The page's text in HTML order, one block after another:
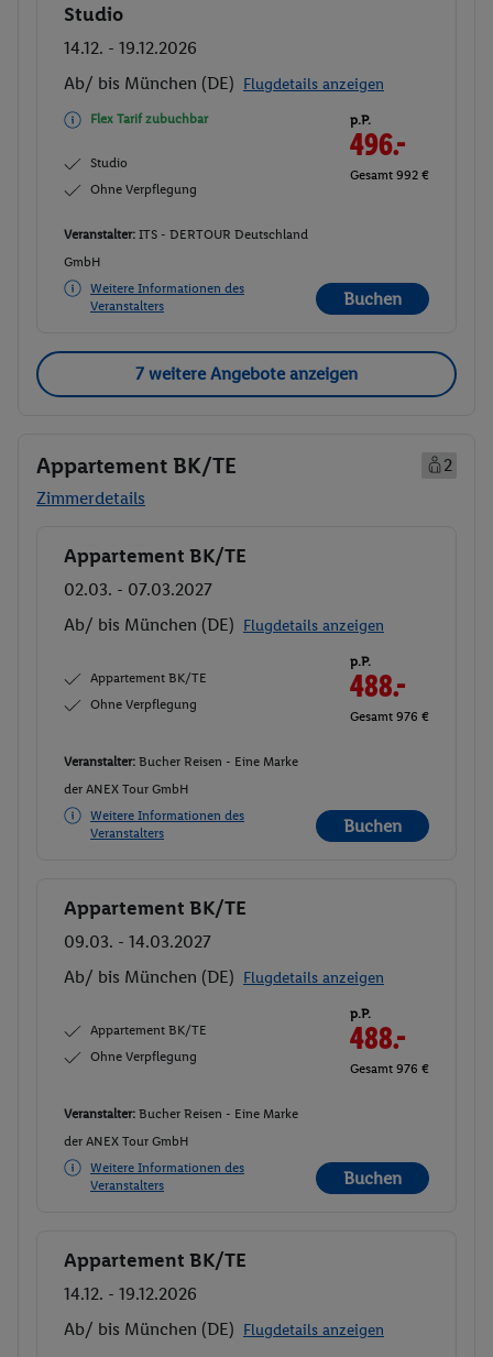
Buchen
Studio
14.12. - 19.12.2026
Ab/ bis München (DE) Flugdetails anzeigen
Flex Tarif zubuchbar
Studio
Ohne Verpflegung
p.P.
496.-
Gesamt 992 €
Veranstalter: ITS - DERTOUR Deutschland
GmbH
Weitere Informationen des
Veranstalters
Buchen
7 weitere Angebote anzeigen
Appartement BK/TE
2
Zimmerdetails
Buchen
Appartement BK/TE
02.03. - 07.03.2027
Ab/ bis München (DE) Flugdetails anzeigen
Appartement BK/TE
Ohne Verpflegung
p.P.
488.-
Gesamt 976 €
Veranstalter: Bucher Reisen - Eine Marke
der ANEX Tour GmbH
Weitere Informationen des
Veranstalters
Buchen
Buchen
Appartement BK/TE
09.03. - 14.03.2027
Ab/ bis München (DE) Flugdetails anzeigen
Appartement BK/TE
Ohne Verpflegung
p.P.
488.-
Gesamt 976 €
Veranstalter: Bucher Reisen - Eine Marke
der ANEX Tour GmbH
Weitere Informationen des
Veranstalters
Buchen
Buchen
Appartement BK/TE
14.12. - 19.12.2026
Ab/ bis München (DE) Flugdetails anzeigen